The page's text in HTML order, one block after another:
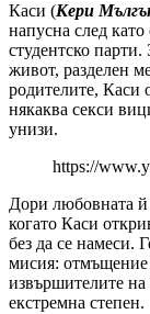
Каси (Кери
напусна след като
студентско
живот, разделен
родителите, Каси
някаква секси
унизи.
https://
Дори любовната й
когато Каси
без да се намеси.
мисия: отмъщение
извършителите на
екстремна степен.